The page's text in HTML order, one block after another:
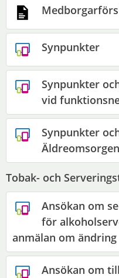
Synpunkter
Synpunkter
vid
Synpunkter
Äldreomsorgen
Tobak- och
Ansökan om
för
anmälan om ändring
Ansökan om